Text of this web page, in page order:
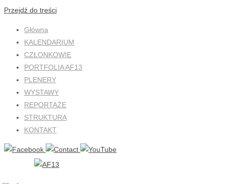
Przejdź do treści
Główna
KALENDARIUM
CZŁONKOWIE
PORTFOLIA AF13
PLENERY
WYSTAWY
REPORTAŻE
STRUKTURA
KONTAKT